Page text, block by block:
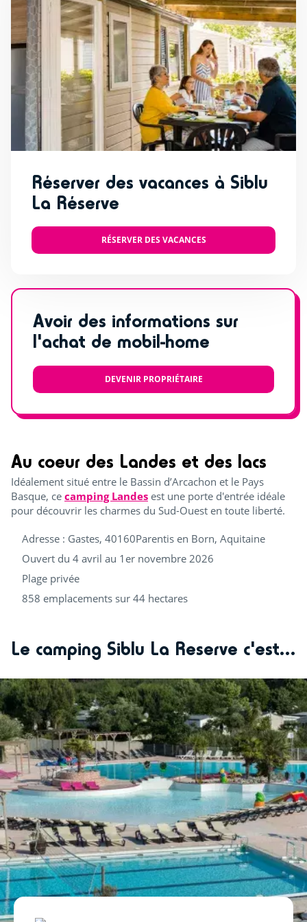
Réserver des vacances à Siblu
La Réserve
RÉSERVER DES VACANCES
Avoir des informations sur
l'achat de mobil-home
DEVENIR PROPRIÉTAIRE
Au coeur des Landes et des lacs
Idéalement situé entre le Bassin d’Arcachon et le Pays
Basque, ce camping Landes est une porte d'entrée idéale
pour découvrir les charmes du Sud-Ouest en toute liberté.
Adresse : Gastes, 40160Parentis en Born, Aquitaine
Ouvert du 4 avril au 1er novembre 2026
Plage privée
858 emplacements sur 44 hectares
Le camping Siblu La Reserve c'est...